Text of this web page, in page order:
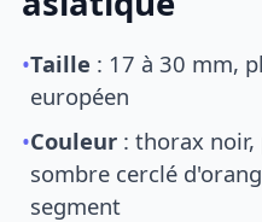
•Taille : 17 à 30 mm,
européen
•Couleur : thorax noir,
sombre cerclé
segment